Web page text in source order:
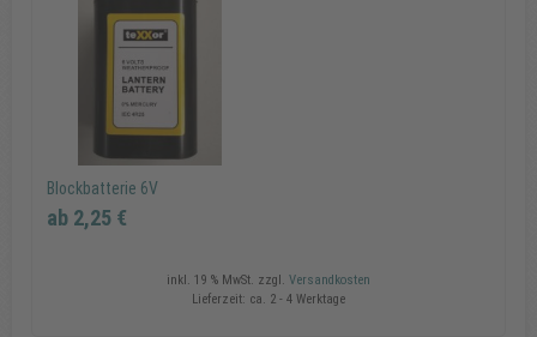
Blockbatterie 6V
ab 2,25 €
inkl. 19 % MwSt. zzgl. Versandkosten
Lieferzeit: ca. 2 - 4 Werktage